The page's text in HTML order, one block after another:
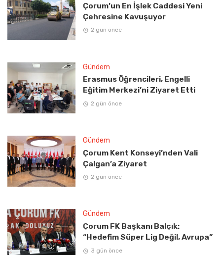
Çorum’un En İşlek Caddesi Yeni
Çehresine Kavuşuyor
2 gün önce
Gündem
Erasmus Öğrencileri, Engelli
Eğitim Merkezi’ni Ziyaret Etti
2 gün önce
Gündem
Çorum Kent Konseyi’nden Vali
Çalgan’a Ziyaret
2 gün önce
Gündem
Çorum FK Başkanı Balçık:
“Hedefim Süper Lig Değil, Avrupa”
3 gün önce